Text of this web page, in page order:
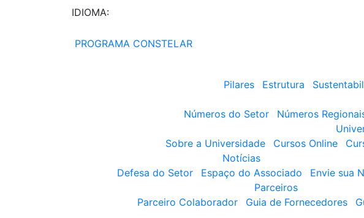
IDIOMA:
PROGRAMA CONSTELAR
Pilares
Estrutura
Números do Setor
Números
Sobre a Universidade
Cursos Online
Notícias
Defesa do Setor
Espaço do Associado Envie sua
Parceiros
Parceiro Colaborador
Guia de Fornecedores